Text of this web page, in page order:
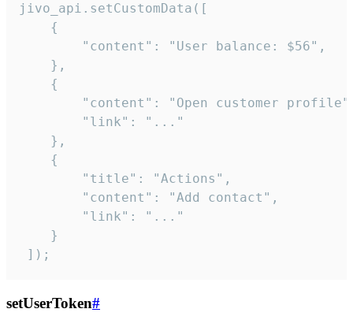
jivo_api.setCustomData([
    {
        "content": "User balance: $56",
    },
    {
"content": "Open customer
        "link": "..."
    },
    {
        "title": "Actions",
        "content": "Add contact",
        "link": "..."
    }
]);
setUserToken#